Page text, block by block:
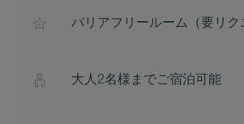
バリアフリールーム（要リク
大人2名様までご宿泊可能